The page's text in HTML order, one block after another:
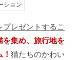
ション
レゼントするこ
を集め、旅行地を
猫たちのかわい